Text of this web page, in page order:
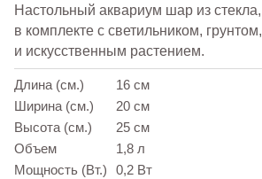
Настольный аквариум шар из стекла,
в комплекте с светильником, грунтом,
и искусственным растением.
Длина (см.)
16 см
Ширина (см.)
20 см
Высота (см.)
25 см
Объем
1,8 л
Мощность (Вт.)
0,2 Вт